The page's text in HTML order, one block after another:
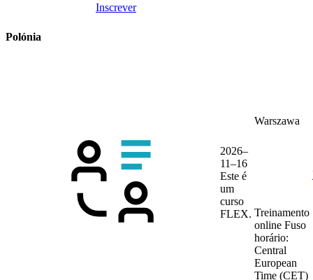
Inscrever
Polónia
2026–
11–16
Este é
um
curso
FLEX.
Warszawa
Treinamento
online Fuso
horário:
Central
European
Time (CET)